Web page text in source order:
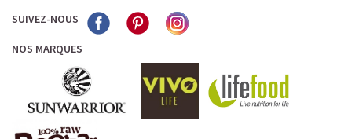
SUIVEZ-NOUS
NOS MARQUES